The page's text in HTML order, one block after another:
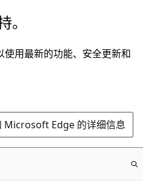
。
用最新的功能、安全更新和
Edge 的详细信息